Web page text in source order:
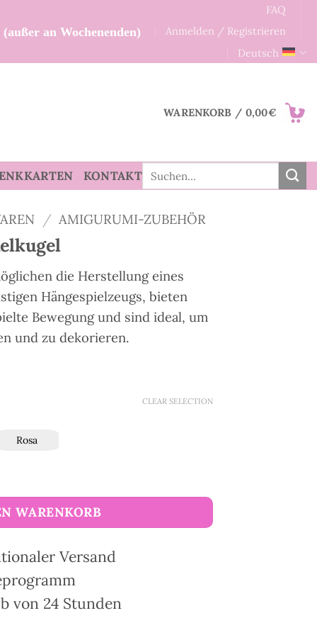
an Wochenenden)
FAQ
Anmelden / Registrieren
Deutsch
WARENKORB / 0,00€
KONTAKTSuche
nach:
/ AMIGURUMI-ZUBEHÖR
die Herstellung eines
Hängespielzeugs, bieten
Bewegung und sind ideal, um
und zu dekorieren.
Rosa
CLEAR SELECTION
WARENKORB
Versand
von 24 Stunden